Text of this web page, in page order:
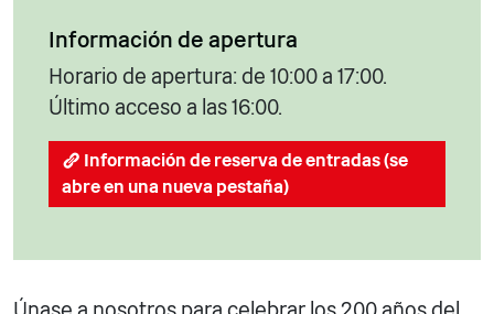
Información de apertura
Horario de apertura: de 10:00 a 17:00.
Último acceso a las 16:00.
Información de reserva de entradas (se
abre en una nueva pestaña)